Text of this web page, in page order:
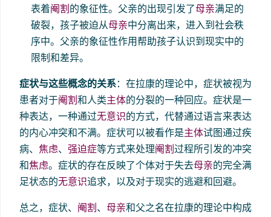
表着阉割 的象征性。父亲的出现引发了母亲满足的
破裂，孩子被迫从母亲中分离出来，进入到社会秩
序中。父亲的象征性作用帮助孩子认识到现实中的
限制和差异。
症状与这些概念的关系：在拉康的理论中，症状被视为
患者对于阉割 和人类主体的分裂的一种回应。症状是一
种表达，一种通过无意识的方式，代替通过语言来表达
的内心冲突和不满。症状可以被看作是主体试图通过疾
病、 焦虑、 强迫症等方式来处理阉割 过程所引发的冲突
和焦虑。症状的存在反映了个体对于失去母亲的完全满
足状态的无意识追求，以及对于现实的逃避和回避。
总之，症状、 阉割 、 母亲和父之名在拉康的理论中构成